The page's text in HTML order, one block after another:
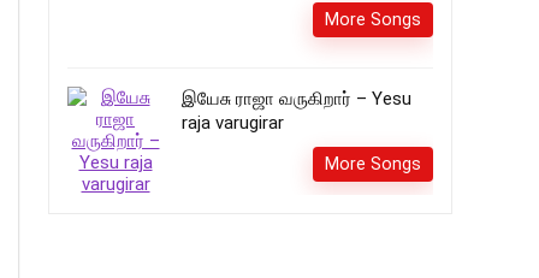
More Songs
இயேசு ராஜா வருகிறார் – Yesu
raja varugirar
More Songs